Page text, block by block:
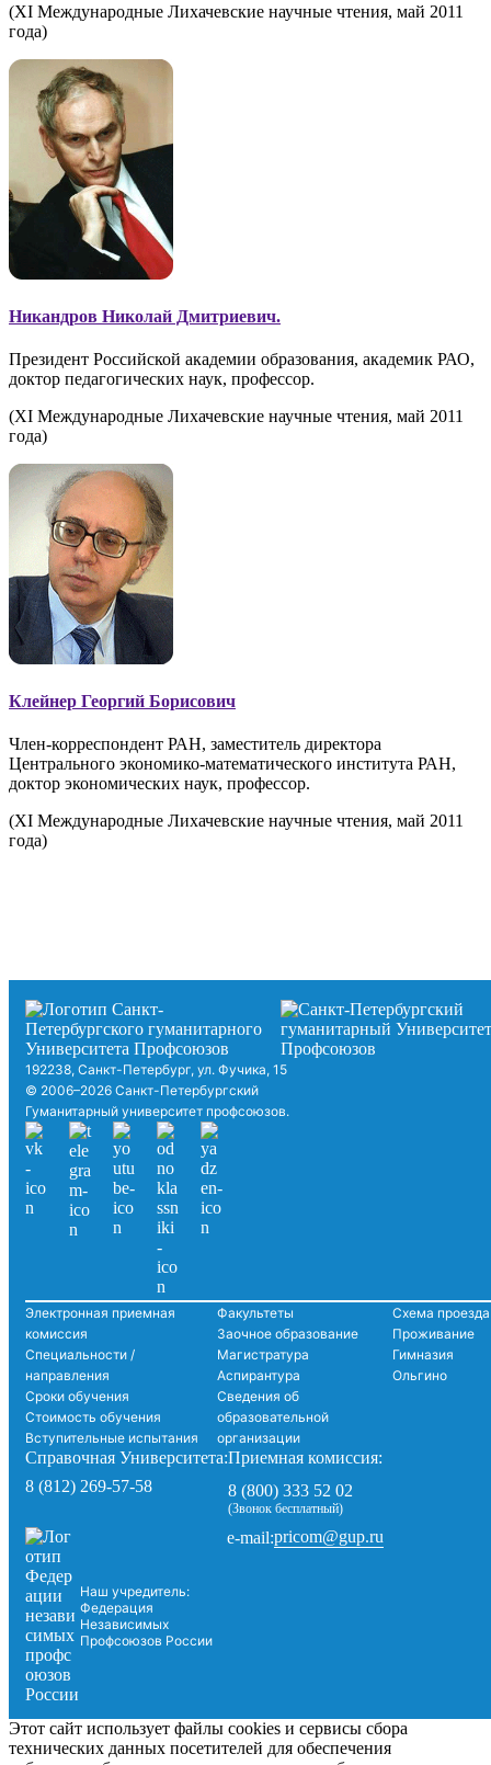
(XI Международные Лихачевские научные чтения, май 2011
года)
Никандров Николай Дмитриевич.
Президент Российской академии образования, академик РАО,
доктор педагогических наук, профессор.
(XI Международные Лихачевские научные чтения, май 2011
года)
Клейнер Георгий Борисович
Член-корреспондент РАН, заместитель директора
Центрального экономико-математического института РАН,
доктор экономических наук, профессор.
(XI Международные Лихачевские научные чтения, май 2011
года)
192238, Санкт-Петербург, ул. Фучика, 15
© 2006–2026 Санкт-Петербургский
Гуманитарный университет профсоюзов.
Электронная приемная
комиссия
Специальности /
направления
Сроки обучения
Стоимость обучения
Вступительные испытания
Факультеты
Заочное образование
Магистратура
Аспирантура
Сведения об
образовательной
организации
Схема проезда
Проживание
Гимназия
Ольгино
Справочная Университета:
8 (812) 269-57-58
Приемная комиссия:
8 (800) 333 52 02
(Звонок бесплатный)
Наш учредитель:
Федерация
Независимых
Профсоюзов России
e-mail:pricom@gup.ru
Этот сайт использует файлы cookies и сервисы сбора
технических данных посетителей для обеспечения